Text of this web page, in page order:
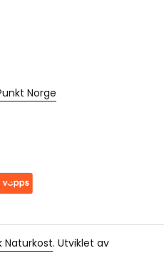
Norge
Naturkost. Utviklet av